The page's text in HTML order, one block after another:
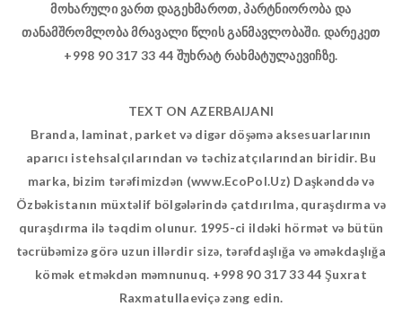
მოხარული ვართ დაგეხმაროთ, პარტნიორობა და
თანამშრომლობა მრავალი წლის განმავლობაში. დარეკეთ
+998 90 317 33 44 შუხრატ რახმატულაევიჩზე.
TEXT ON AZERBAIJANI
Branda, laminat, parket və digər döşəmə aksesuarlarının
aparıcı istehsalçılarından və təchizatçılarından biridir. Bu
marka, bizim tərəfimizdən (www.EcoPol.Uz) Daşkənddə və
Özbəkistanın müxtəlif bölgələrində çatdırılma, quraşdırma və
quraşdırma ilə təqdim olunur. 1995-ci ildəki hörmət və bütün
təcrübəmizə görə uzun illərdir sizə, tərəfdaşlığa və əməkdaşlığa
kömək etməkdən məmnunuq. +998 90 317 33 44 Şuxrat
Raxmatullaeviçə zəng edin.